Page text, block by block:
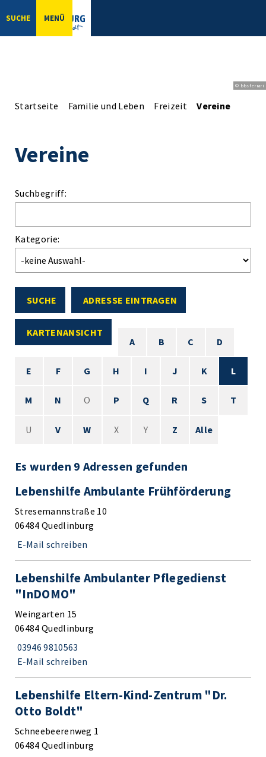
SUCHE MENÜ
© bbsferrari
Startseite Familie und Leben Freizeit Vereine
Vereine
Suchbegriff:
Kategorie:
SUCHE ADRESSE EINTRAGEN
KARTENANSICHT
A
B C D
E F G H I J K L
M N O P Q R S T
U V W X Y Z Alle
Es wurden 9 Adressen gefunden
Lebenshilfe Ambulante Frühförderung
Stresemannstraße 10
06484 Quedlinburg
E-Mail schreiben
Lebenshilfe Ambulanter Pflegedienst
"InDOMO"
Weingarten 15
06484 Quedlinburg
03946 9810563
E-Mail schreiben
Lebenshilfe Eltern-Kind-Zentrum "Dr.
Otto Boldt"
Schneebeerenweg 1
06484 Quedlinburg